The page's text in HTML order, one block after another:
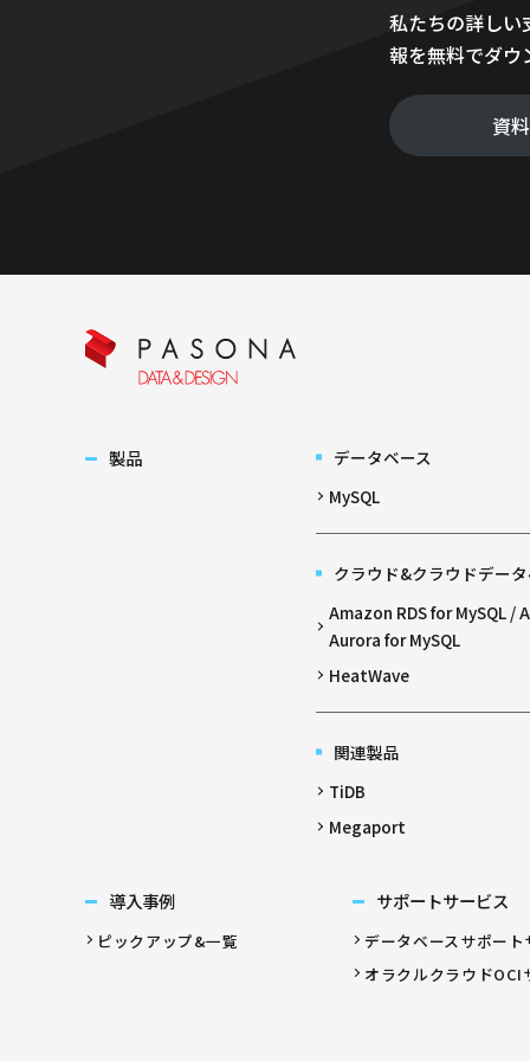
私たちの詳しい
報を無料でダウ
資
製品
データベース
MySQL
クラウド&クラウドデー
Amazon RDS for MySQL /
Aurora for MySQL
HeatWave
関連製品
TiDB
Megaport
導入事例
ピックアップ&一覧
サポートサービス
データベースサポー
オラクルクラウドOCI